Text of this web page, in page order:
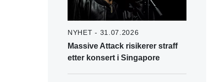
NYHET - 31.07.2026
Massive Attack risikerer straff
etter konsert i Singapore